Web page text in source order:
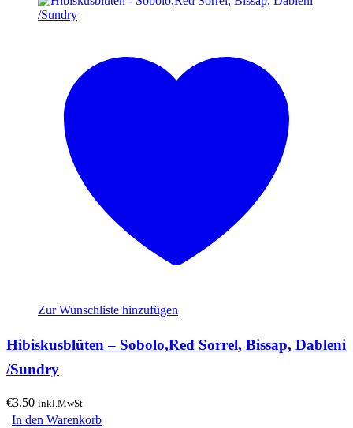
Zur Wunschliste hinzufügen
Hibiskusblüten – Sobolo,Red Sorrel, Bissap, Dableni
/Sundry
€3.50 inkl.MwSt
In den Warenkorb